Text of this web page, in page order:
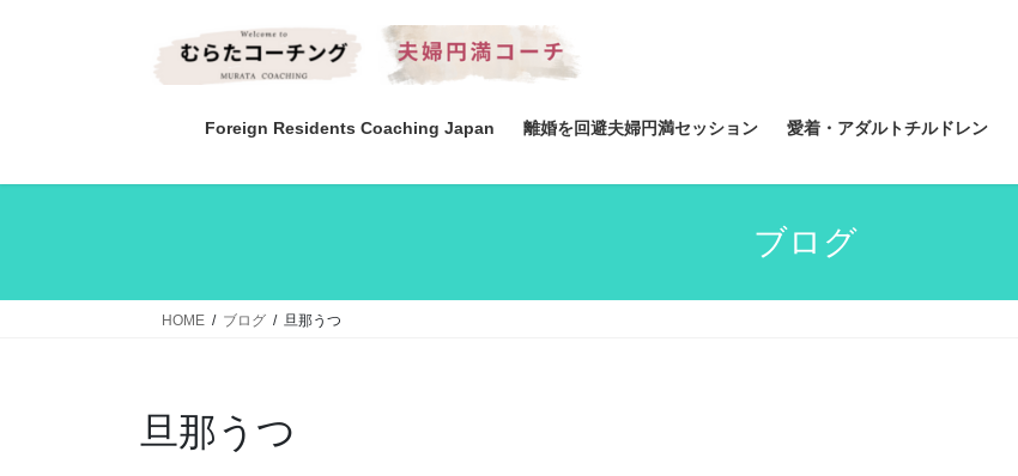
ス
ン
Foreign Residents Coaching Japan 離婚を回避夫婦円満セッション 愛着・アダルトチルドレン
ブログ
HOME ブログ 旦那うつ
旦那うつ